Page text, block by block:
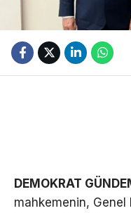
DEMOKRAT
mahkemenin,